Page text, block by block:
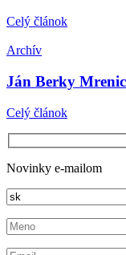
Celý článok
Archív
Ján Berky
Celý článok
Novinky e-mailom